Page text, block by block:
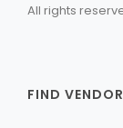
All rights
FIND